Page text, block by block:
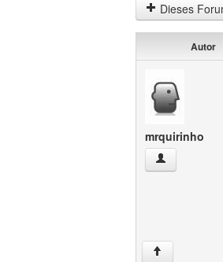
Dieses
Autor
mrquirinho
mrquirinho
↑